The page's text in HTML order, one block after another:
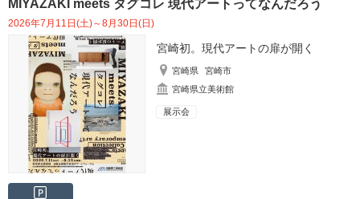
MIYAZAKI meets タグコレ 現代アートってなんだろう
2026年7月11日(土)～8月30日(日)
宮崎初。現代アートの扉が開く
宮崎県
宮崎市
宮崎県立美術館
展示会